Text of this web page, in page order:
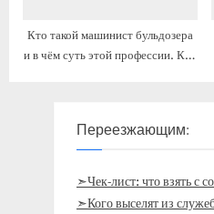
Кто такой машинист бульдозера
и в чём суть этой профессии. Как
Переезжающим:
➣Чек-лист: что взять с
➣Кого выселят из